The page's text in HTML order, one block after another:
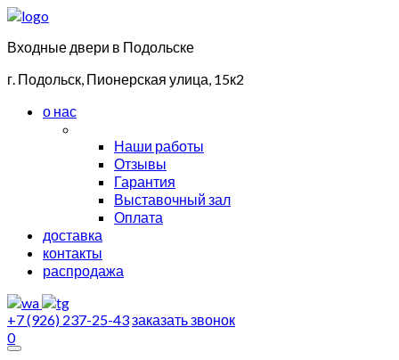
Входные двери в Подольске
г. Подольск, Пионерская улица, 15к2
о нас
Наши работы
Отзывы
Гарантия
Выставочный зал
Оплата
доставка
контакты
распродажа
+7 (926) 237-25-43заказать звонок
0